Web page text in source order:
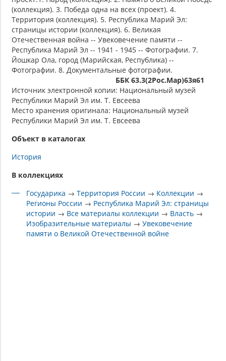
(коллекция). 3. Победа одна на всех (проект). 4.
Территория (коллекция). 5. Республика Марий Эл:
страницы истории (коллекция). 6. Великая
Отечественная война -- Увековечение памяти --
Республика Марий Эл -- 1941 - 1945 -- Фотографии. 7.
Йошкар Ола, город (Марийская, Республика) --
Фотографии. 8. Документальные фотографии.
ББК 63.3(2Рос.Мар)63я61
Источник электронной копии: Национальный музей
Республики Марий Эл им. Т. Евсеева
Место хранения оригинала: Национальный музей
Республики Марий Эл им. Т. Евсеева
Объект в каталогах
История
В коллекциях
Государика →Территория России → Коллекции →
Регионы России → Республика Марий Эл: страницы
истории → Все материалы коллекции → Власть →
Изобразительные материалы →Увековечение
памяти о Великой Отечественной войне